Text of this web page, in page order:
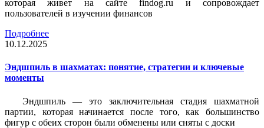
которая живет на сайте findog.ru и сопровождает
пользователей в изучении финансов
Подробнее
10.12.2025
Эндшпиль в шахматах: понятие, стратегии и ключевые
моменты
Эндшпиль — это заключительная стадия шахматной
партии, которая начинается после того, как большинство
фигур с обеих сторон были обменены или сняты с доски